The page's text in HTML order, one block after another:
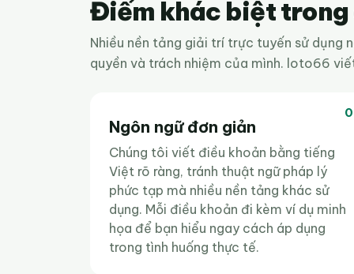
Điểm khác biệt trong
Nhiều nền tảng giải trí trực tuyến sử dụng
quyền và trách nhiệm của mình. loto66
Ngôn ngữ đơn giản
Chúng tôi viết điều khoản bằng tiếng
Việt rõ ràng, tránh thuật ngữ pháp lý
phức tạp mà nhiều nền tảng khác sử
dụng. Mỗi điều khoản đi kèm ví dụ minh
họa để bạn hiểu ngay cách áp dụng
trong tình huống thực tế.